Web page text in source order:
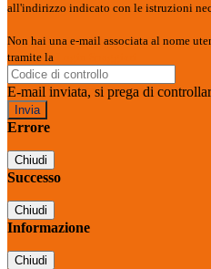
all'indirizzo indicato con le istruzioni
Non hai una e-mail associata al nome
tramite la
E-mail inviata, si prega di
Errore
Chiudi
Successo
Chiudi
Informazione
Chiudi